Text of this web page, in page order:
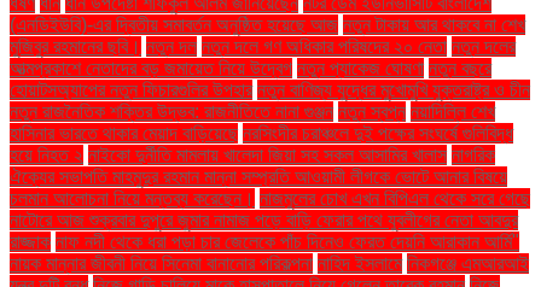
(এনডিইউবি)-এর দ্বিতীয় সমাবর্তন অনুষ্ঠিত হয়েছে আজ নতুন টাকায় আর থাকবে না শেখ
মুজিবুর রহমানের ছবি। নতুন দল নতুন দলে গণ অধিকার পরিষদের ২০ নেতা নতুন দলের
আত্মপ্রকাশে নেতাদের বড় জমায়েত নিয়ে উদ্বেগ নতুন প্যাকেজ ঘোষণা নতুন বছরে
হোয়াটসঅ্যাপের নতুন ফিচারগুলির উপহার নতুন বাণিজ্য যুদ্ধের মুখোমুখি যুক্তরাষ্ট্র ও চীন
নতুন রাজনৈতিক শক্তির উদ্ভব: রাজনীতিতে নানা গুঞ্জন নতুন স্বপ্ন নয়াদিল্লি শেখ
হাসিনার ভারতে থাকার মেয়াদ বাড়িয়েছে নরসিংদীর চরাঞ্চলে দুই পক্ষের সংঘর্ষে গুলিবিদ্ধ
হয়ে নিহত ২ নাইকো দুর্নীতি মামলায় খালেদা জিয়া সহ সকল আসামির খালাস নাগরিক
ঐক্যের সভাপতি মাহমুদুর রহমান মান্না সম্প্রতি আওয়ামী লীগকে ভোটে আনার বিষয়ে
চলমান আলোচনা নিয়ে মন্তব্য করেছেন। নাজমুলের চোখ এখন বিপিএল থেকে সরে গেছে
নাটোরে আজ শুক্রবার দুপুরে জুমার নামাজ পড়ে বাড়ি ফেরার পথে যুবলীগের নেতা আবদুর
রাজ্জাক নাফ নদী থেকে ধরা পড়া চার জেলেকে পাঁচ দিনেও ফেরত দেয়নি আরাকান আর্মি"
নায়ক মান্নার জীবনী নিয়ে সিনেমা বানানোর পরিকল্পনা নাহিদ ইসলামে নিকগঞ্জে এমআরআই